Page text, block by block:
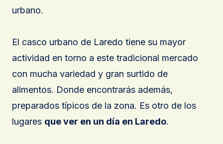
urbano.
El casco urbano de Laredo tiene su mayor
actividad en torno a este tradicional mercado
con mucha variedad y gran surtido de
alimentos. Donde encontrarás además,
preparados típicos de la zona. Es otro de los
lugares que ver en un día en Laredo.